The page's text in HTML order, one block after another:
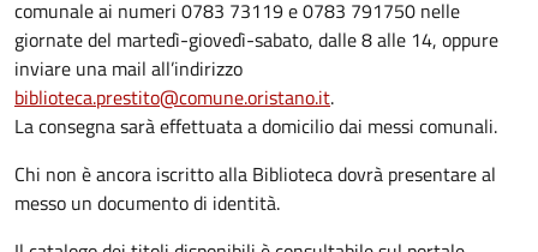
comunale ai numeri 0783 73119 e 0783 791750 nelle
giornate del martedì-giovedì-sabato, dalle 8 alle 14, oppure
inviare una mail all’indirizzo
biblioteca.prestito@comune.oristano.it.
La consegna sarà effettuata a domicilio dai messi comunali.
Chi non è ancora iscritto alla Biblioteca dovrà presentare al
messo un documento di identità.